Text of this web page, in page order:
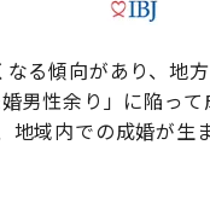
る傾向があり、地
男性余り」に陥って
地域内での成婚が生